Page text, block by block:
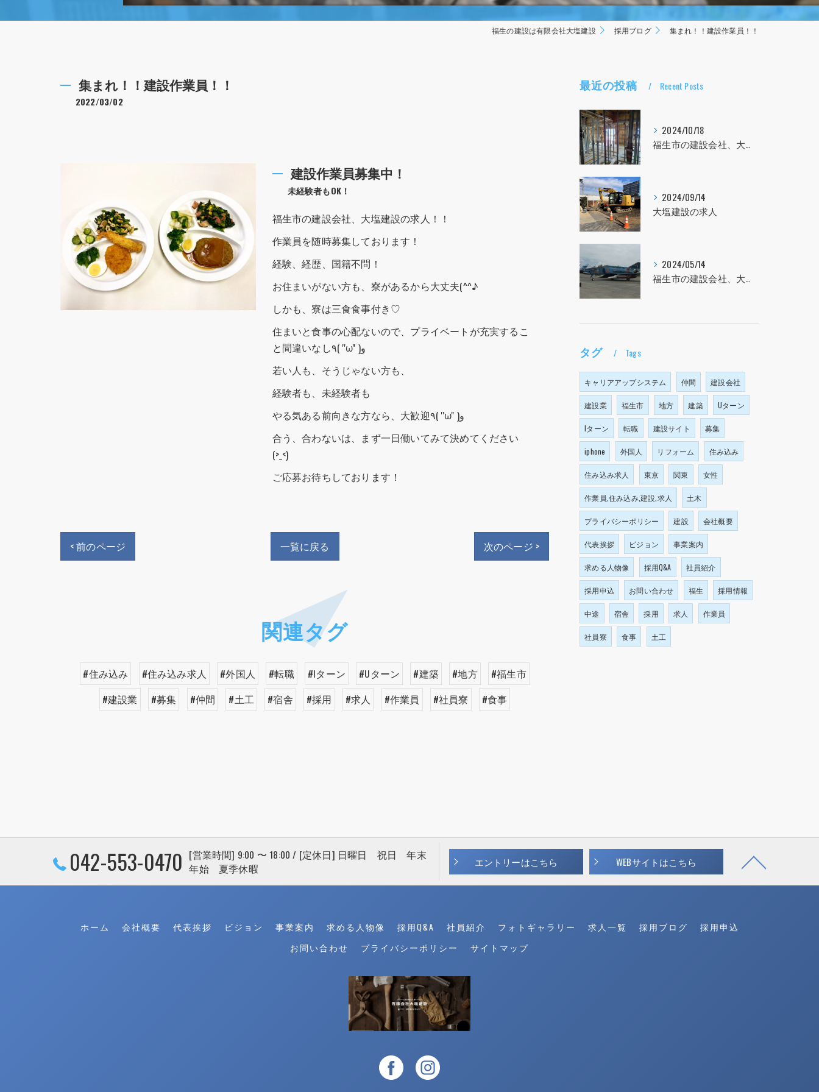
福生の建設は有限会社大塩建設 採用ブログ 集まれ！！建設作業員！！
集まれ！！建設作業員！！
2022/03/02
建設作業員募集中！
未経験者もOK！
福生市の建設会社、大塩建設の求人！！
作業員を随時募集しております！
経験、経歴、国籍不問！
お住まいがない方も、寮があるから大丈夫(^^♪
しかも、寮は三食食事付き♡
住まいと食事の心配ないので、プライベートが充実するこ
と間違いなし٩( ''ω'' )و
若い人も、そうじゃない方も、
経験者も、未経験者も
やる気ある前向きな方なら、大歓迎٩( ''ω'' )و
合う、合わないは、まず一日働いてみて決めてください
(>_<)
ご応募お待ちしております！
< 前のページ 一覧に戻る 次のページ >
関連タグ
#住み込み #住み込み求人 #外国人 #転職 #Iターン #Uターン #建築 #地方
#福生市
#建設業
#募集 #仲間 #土工 #宿舎 #採用 #求人 #作業員 #社員寮 #食事
最近の投稿 Recent Posts
2024/10/18
福生市の建設会社、大塩建設の求人！！！
2024/09/14
大塩建設の求人
2024/05/14
福生市の建設会社、大塩建設の求人！！！
タグ Tags
キャリアアップシステム 仲間 建設会社
建設業 福生市 地方 建築 Uターン
Iターン 転職 建設サイト 募集
iphone 外国人 リフォーム 住み込み
住み込み求人 東京 関東 女性
作業員,住み込み,建設,求人 土木
プライバシーポリシー 建設 会社概要
代表挨拶 ビジョン 事業案内
求める人物像 採用Q&A 社員紹介
採用申込 お問い合わせ 福生 採用情報
中途 宿舎 採用 求人 作業員
社員寮 食事 土工
042-553-0470 [営業時間] 9:00 〜 18:00 / [定休日] 日曜日 祝日 年末
年始 夏季休暇
エントリーはこちら WEBサイトはこちら
ホーム 会社概要 代表挨拶 ビジョン 事業案内 求める人物像 採用Q&A 社員紹介 フォトギャラリー 求人一覧 採用ブログ
採用申込
お問い合わせ
プライバシーポリシー サイトマップ